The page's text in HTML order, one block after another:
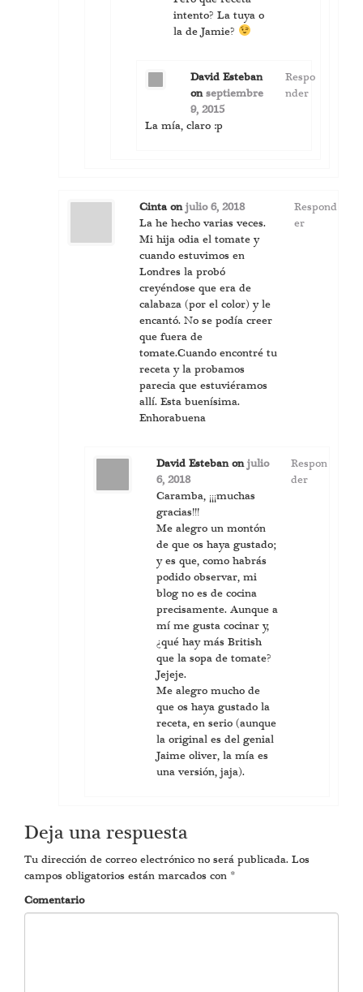
intento? La tuya o
la de Jamie?
David Esteban
onseptiembre
9, 2015
La mía, claro :p
Respo
nder
Cintaonjulio 6, 2018
La he hecho varias veces.
Mi hija odia el tomate y
cuando estuvimos en
Londres la probó
creyéndose que era de
calabaza (por el color) y le
encantó. No se podía creer
que fuera de
tomate.Cuando encontré tu
receta y la probamos
parecia que estuviéramos
allí. Esta buenísima.
Enhorabuena
Respond
er
David Estebanonjulio
6, 2018
Caramba, ¡¡¡muchas
gracias!!!
Me alegro un montón
de que os haya gustado;
y es que, como habrás
podido observar, mi
blog no es de cocina
precisamente. Aunque a
mí me gusta cocinar y,
¿qué hay más British
que la sopa de tomate?
Jejeje.
Me alegro mucho de
que os haya gustado la
receta, en serio (aunque
la original es del genial
Jaime oliver, la mía es
una versión, jaja).
Respon
der
Deja una respuesta
Tu dirección de correo electrónico no será publicada. Los
campos obligatorios están marcados con *
Comentario